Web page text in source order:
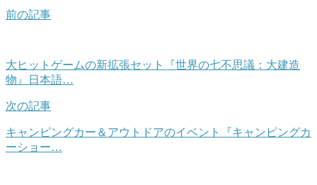
前の記事
大ヒットゲームの新拡張セット『世界の七不思議：大建造
物』日本語…
次の記事
キャンピングカー＆アウトドアのイベント『キャンピングカ
ーショー…